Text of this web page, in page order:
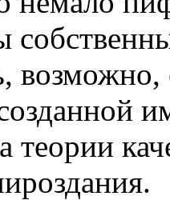
теории